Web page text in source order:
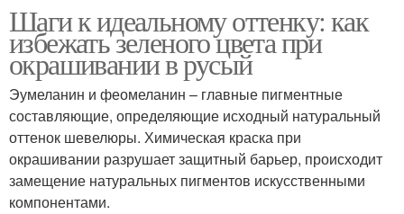
Шаги к идеальному оттенку: как
избежать зеленого цвета при
окрашивании в русый
Эумеланин и феомеланин – главные пигментные
составляющие, определяющие исходный натуральный
оттенок шевелюры. Химическая краска при
окрашивании разрушает защитный барьер, происходит
замещение натуральных пигментов искусственными
компонентами.